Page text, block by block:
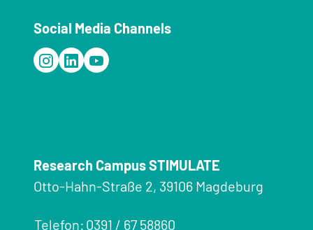
Social Media Channels
Research Campus STIMULATE
Otto-Hahn-Straße 2, 39106 Magdeburg
Telefon: 0391 / 67 58860